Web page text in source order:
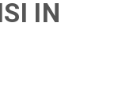
IN